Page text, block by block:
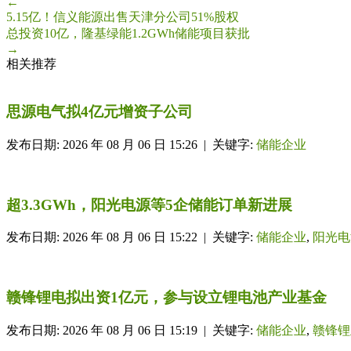
5.15亿！信义能源出售天津分公司51%股权
总投资10亿，隆基绿能1.2GWh储能项目获批
→
相关推荐
思源电气拟4亿元增资子公司
发布日期: 2026 年 08 月 06 日 15:26 | 关键字: 储能企业
超3.3GWh，阳光电源等5企储能订单新进展
发布日期: 2026 年 08 月 06 日 15:22 | 关键字: 储能企业, 阳光
赣锋锂电拟出资1亿元，参与设立锂电池产业基金
发布日期: 2026 年 08 月 06 日 15:19 | 关键字: 储能企业, 赣锋